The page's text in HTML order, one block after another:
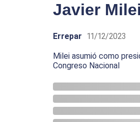
Javier
Errepar 11/12/2023
Milei asumió como
Congreso Nacional